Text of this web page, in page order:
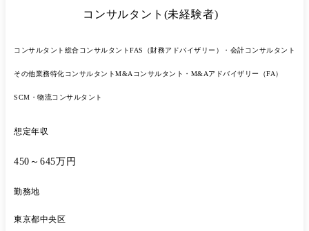
コンサルタント(未経験者)
コンサルタント 総合コンサルタントFAS（財務アドバイザリー）・会計コンサルタント
その他業務特化コンサルタントM&Aコンサルタント・M&Aアドバイザリー（FA）
SCM・物流コンサルタント
想定年収
450～645万円
勤務地
東京都中央区